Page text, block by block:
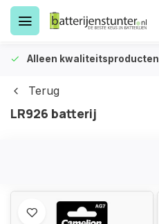
Alleen kwaliteitsproducten
Terug
LR926 batterij